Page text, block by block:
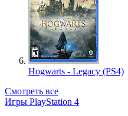
Hogwarts - Legacy (PS4)
Смотреть все
Игры PlayStation 4